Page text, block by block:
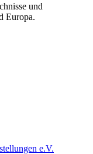
und
Europa.
e.V.